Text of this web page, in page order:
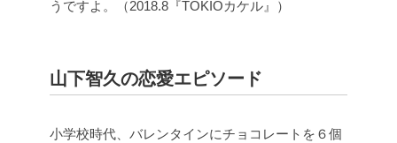
うですよ。（2018.8『TOKIOカケル』）
山下智久の恋愛エピソード
小学校時代、バレンタインにチョコレートを６個